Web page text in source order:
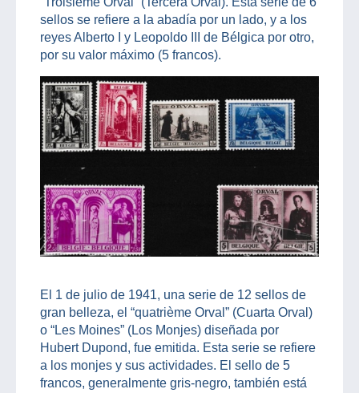
sellos se refiere a la abadía por un lado, y a los
reyes Alberto I y Leopoldo III de Bélgica por otro,
por su valor máximo (5 francos).
El 1 de julio de 1941, una serie de 12 sellos de
gran belleza, el “quatrième Orval” (Cuarta Orval)
o “Les Moines” (Los Monjes) diseñada por
Hubert Dupond, fue emitida. Esta serie se refiere
a los monjes y sus actividades. El sello de 5
francos, generalmente gris-negro, también está